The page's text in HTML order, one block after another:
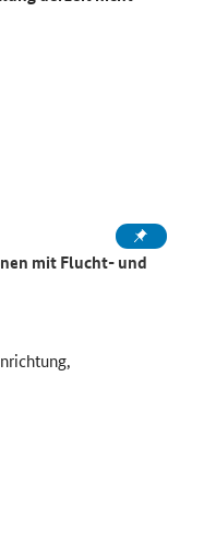
mit Flucht- und